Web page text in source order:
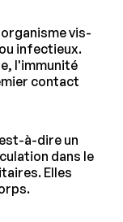
vis-
infectieux.
l'immunité
contact
à-dire un
dans le
Elles